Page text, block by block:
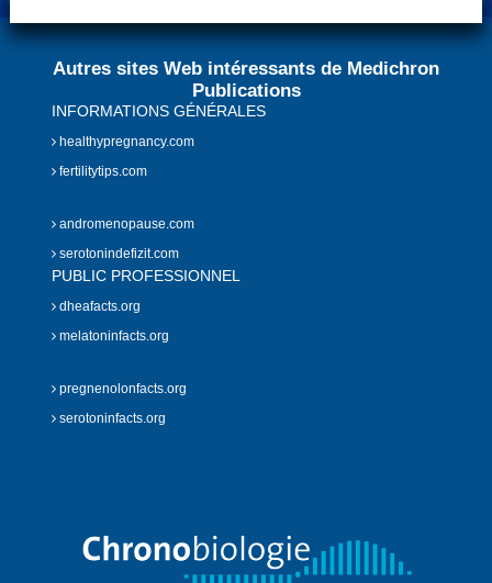
Autres sites Web intéressants de Medichron
Publications
INFORMATIONS GÉNÉRALES
healthypregnancy.com
fertilitytips.com
andromenopause.com
serotonindefizit.com
PUBLIC PROFESSIONNEL
dheafacts.org
melatoninfacts.org
pregnenolonfacts.org
serotoninfacts.org